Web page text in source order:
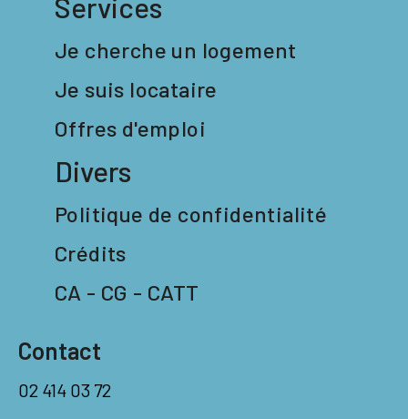
Services
Je cherche un logement
Je suis locataire
Offres d'emploi
Divers
Politique de confidentialité
Crédits
CA - CG - CATT
Contact
02 414 03 72